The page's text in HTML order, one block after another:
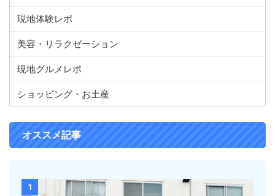
現地体験レポ
美容・リラクゼーション
現地グルメレポ
ショッピング・お土産
オススメ記事
1